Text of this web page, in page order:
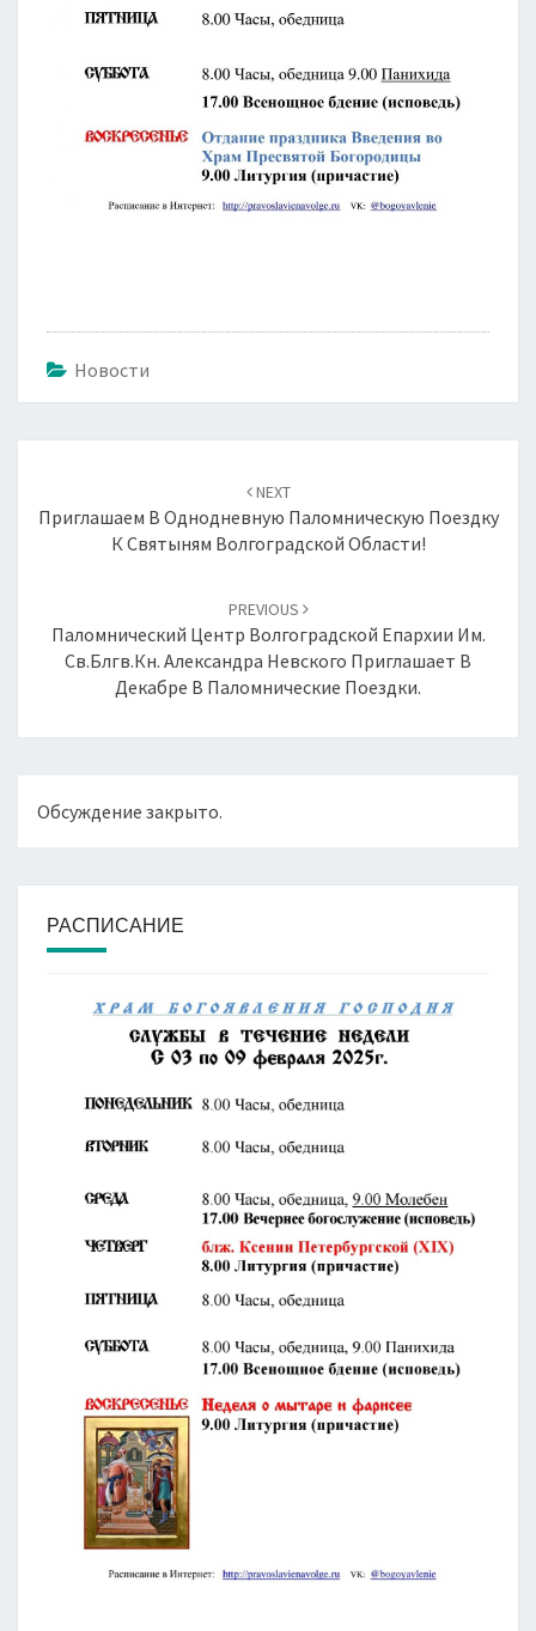
Новости
записям
NEXT
Приглашаем В Однодневную Паломническую Поездку
К Святыням Волгоградской Области!
PREVIOUS
Паломнический Центр Волгоградской Епархии Им.
Св.блгв.кн. Александра Невского Приглашает В
Декабре В Паломнические Поездки.
Обсуждение закрыто.
РАСПИСАНИЕ